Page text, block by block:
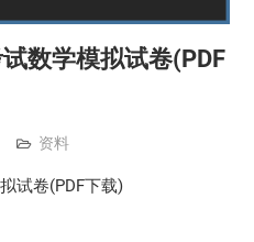
数学模拟试卷(PDF
资料
试卷(PDF下载)